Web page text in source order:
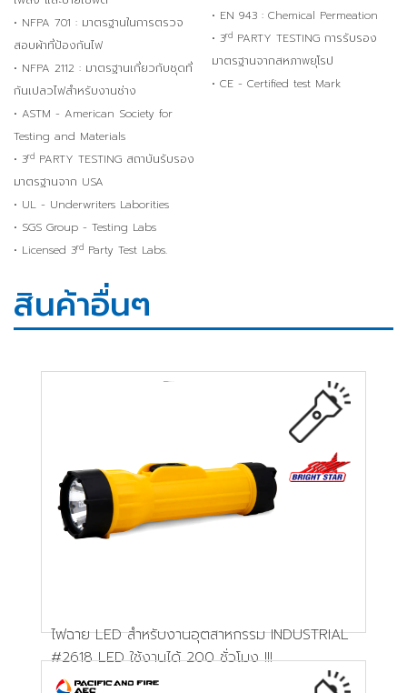
• NFPA 701 : มาตรฐานในการตรวจ
สอบผ้าที่ป้องกันไฟ
• NFPA 2112 : มาตรฐานเกี่ยวกับชุดที่
กันเปลวไฟสำหรับงานช่าง
• ASTM - American Society for
Testing and Materials
• 3rd PARTY TESTING สถาบันรับรอง
มาตรฐานจาก USA
• UL - Underwriters Laborities
• SGS Group - Testing Labs
• Licensed 3rd Party Test Labs.
• EN 943 : Chemical Permeation
• 3rd PARTY TESTING การรับรอง
มาตรฐานจากสหภาพยุโรป
• CE - Certified test Mark
สินค้าอื่นๆ
ไฟฉาย LED สำหรับงานอุตสาหกรรม INDUSTRIAL
#2618 LED ใช้งานได้ 200 ชั่วโมง !!!